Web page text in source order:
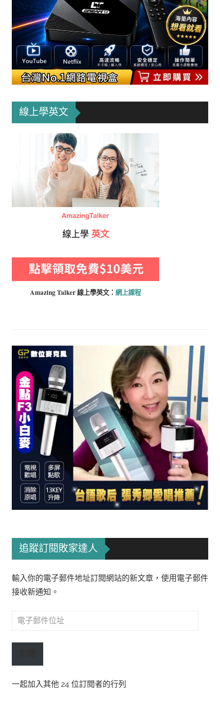
線上學英文
線上學 英文
Amazing Talker 線上學英文： 網上課程
追蹤訂閱敗家達人
輸入你的電子郵件地址訂閱網站的新文章，使用電子郵件
接收新通知。
電
郵
址
一起加入其他 24 位訂閱者的行列